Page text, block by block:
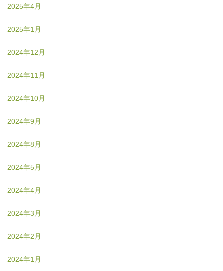
2025年4月
2025年1月
2024年12月
2024年11月
2024年10月
2024年9月
2024年8月
2024年5月
2024年4月
2024年3月
2024年2月
2024年1月